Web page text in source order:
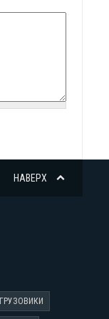
НАВЕРХ
ГРУЗОВИКИ